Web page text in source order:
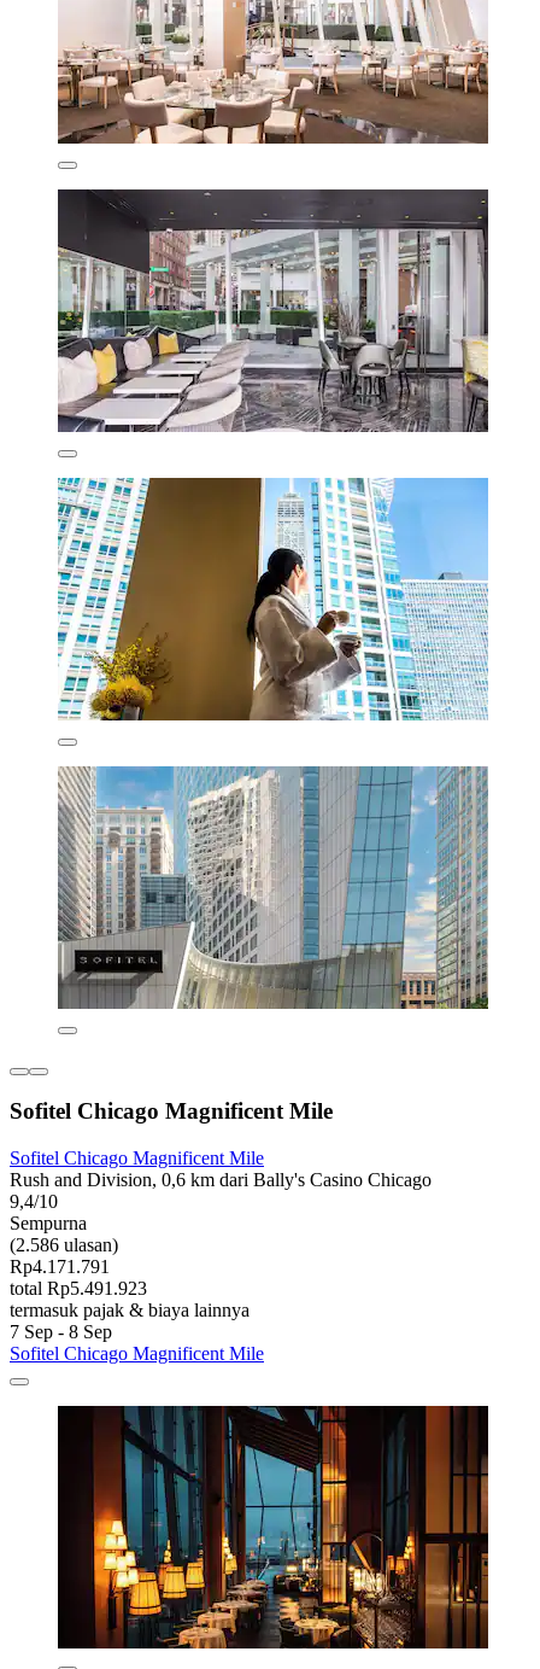
Sofitel Chicago Magnificent Mile
Sofitel Chicago Magnificent Mile
Rush and Division, 0,6 km dari Bally's Casino Chicago
9,4/10
Sempurna
(2.586 ulasan)
Rp4.171.791
total Rp5.491.923
termasuk pajak & biaya lainnya
7 Sep - 8 Sep
Sofitel Chicago Magnificent Mile